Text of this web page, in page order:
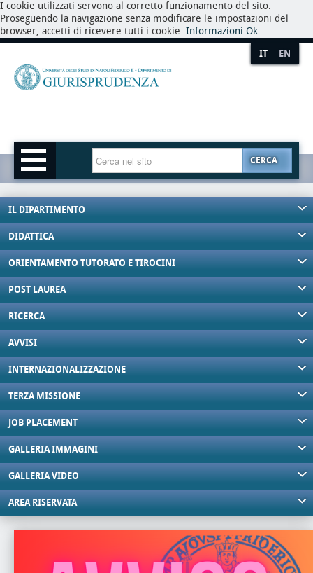
I cookie utilizzati servono al corretto funzionamento del sito.
Proseguendo la navigazione senza modificare le impostazioni del
browser, accetti di ricevere tutti i cookie. Informazioni Ok
IT EN
CERCA
IL DIPARTIMENTO
DIDATTICA
ORIENTAMENTO TUTORATO E TIROCINI
POST LAUREA
RICERCA
AVVISI
INTERNAZIONALIZZAZIONE
TERZA MISSIONE
JOB PLACEMENT
GALLERIA IMMAGINI
GALLERIA VIDEO
AREA RISERVATA